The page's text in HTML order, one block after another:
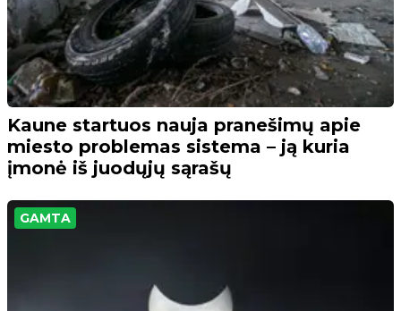
Kaune startuos nauja pranešimų apie
miesto problemas sistema – ją kuria
įmonė iš juodųjų sąrašų
GAMTA